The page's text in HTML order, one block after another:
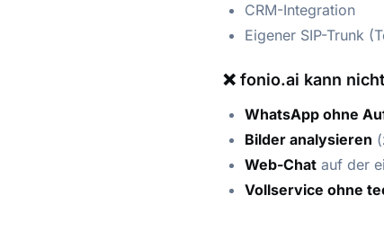
CRM-Integration
Eigener SIP-Trunk
❌ fonio.ai kann
WhatsApp ohne
Bilder analysieren
Web-Chat auf der
Vollservice ohne